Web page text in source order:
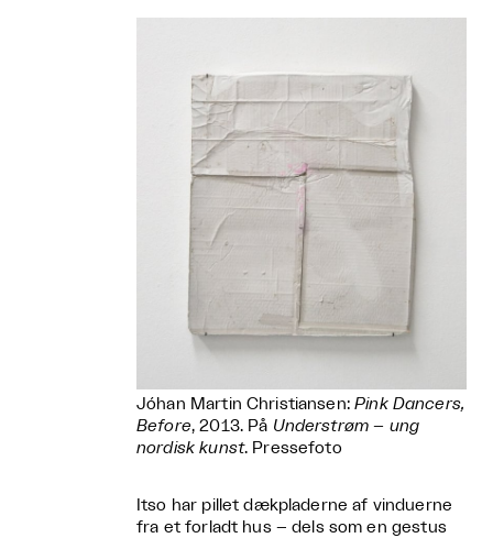
Jóhan Martin Christiansen:Pink Dancers,
Before, 2013. På Understrøm – ung
nordisk kunst. Pressefoto
Itso har pillet dækpladerne af vinduerne
fra et forladt hus – dels som en gestus